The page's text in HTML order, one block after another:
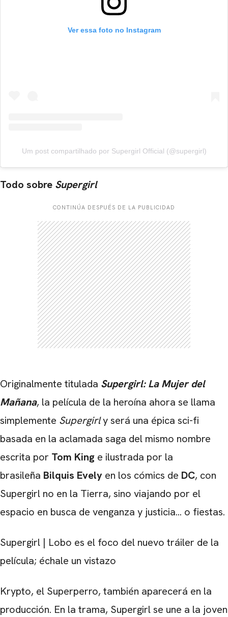
Ver essa foto no Instagram
Um post compartilhado por Supergirl Official (@supergirl)
Todo sobre Supergirl
CONTINÚA DESPUÉS DE LA PUBLICIDAD
Originalmente titulada Supergirl: La Mujer del
Mañana, la película de la heroína ahora se llama
simplemente Supergirly será una épica sci-fi
basada en la aclamada saga del mismo nombre
escrita por Tom King e ilustrada por la
brasileña Bilquis Evely en los cómics de DC, con
Supergirl no en la Tierra, sino viajando por el
espacio en busca de venganza y justicia... o fiestas.
Supergirl | Lobo es el foco del nuevo tráiler de la
película; échale un vistazo
Krypto, el Superperro, también aparecerá en la
producción. En la trama, Supergirl se une a la joven
CARREGANDO PUBLICIDADE